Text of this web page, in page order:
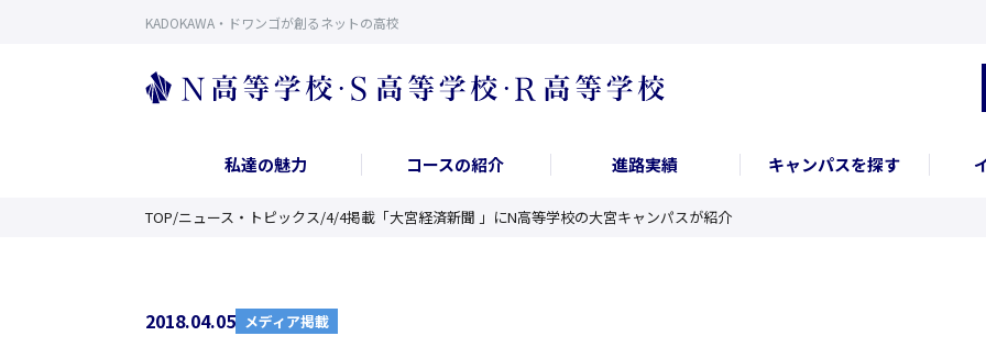
KADOKAWA・ドワンゴが創るネットの高校
私達の魅力 コースの紹介 進路実績 キャンパスを探す
TOP/ニュース・トピックス/4/4掲載「大宮経済新聞 」にN高等学校の大宮キャンパスが紹介
2018.04.05 メディア掲載